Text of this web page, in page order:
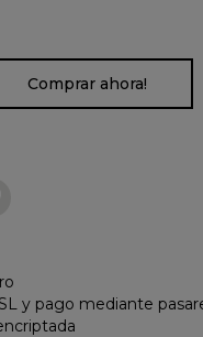
Comprar ahora!
y pago mediante